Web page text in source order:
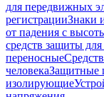
для передвижных
регистрацииЗнаки
от падения с
средств защиты
переносные
человекаЗащитные
изолирующие